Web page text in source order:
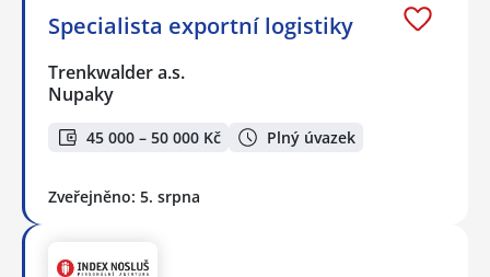
Specialista exportní logistiky
Trenkwalder a.s.
Nupaky
45 000 – 50 000 Kč Plný úvazek
Zveřejněno: 5. srpna